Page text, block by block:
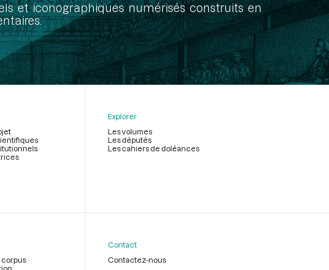
et iconographiques numérisés construits en
Explorer
Les volumes
Les députés
Les cahiers de doléances
Contact
Contactez-nous